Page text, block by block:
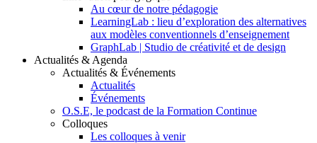
Au cœur de notre pédagogie
LearningLab : lieu d’exploration des alternatives
aux modèles conventionnels d’enseignement
GraphLab | Studio de créativité et de design
Actualités & Agenda
Actualités & Événements
Actualités
Événements
O.S.E, le podcast de la Formation Continue
Colloques
Les colloques à venir